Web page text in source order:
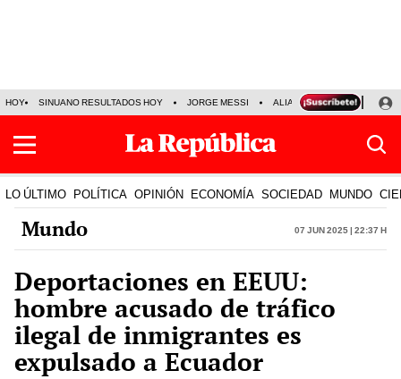
HOY SINUANO RESULTADOS HOY JORGE MESSI ALIANZA LIMA VS SPORT
LO ÚLTIMO POLÍTICA OPINIÓN ECONOMÍA SOCIEDAD MUNDO
Mundo 07 Jun 2025 | 22:37 h
Deportaciones en EEUU:
hombre acusado de tráfico
ilegal de inmigrantes es
expulsado a Ecuador